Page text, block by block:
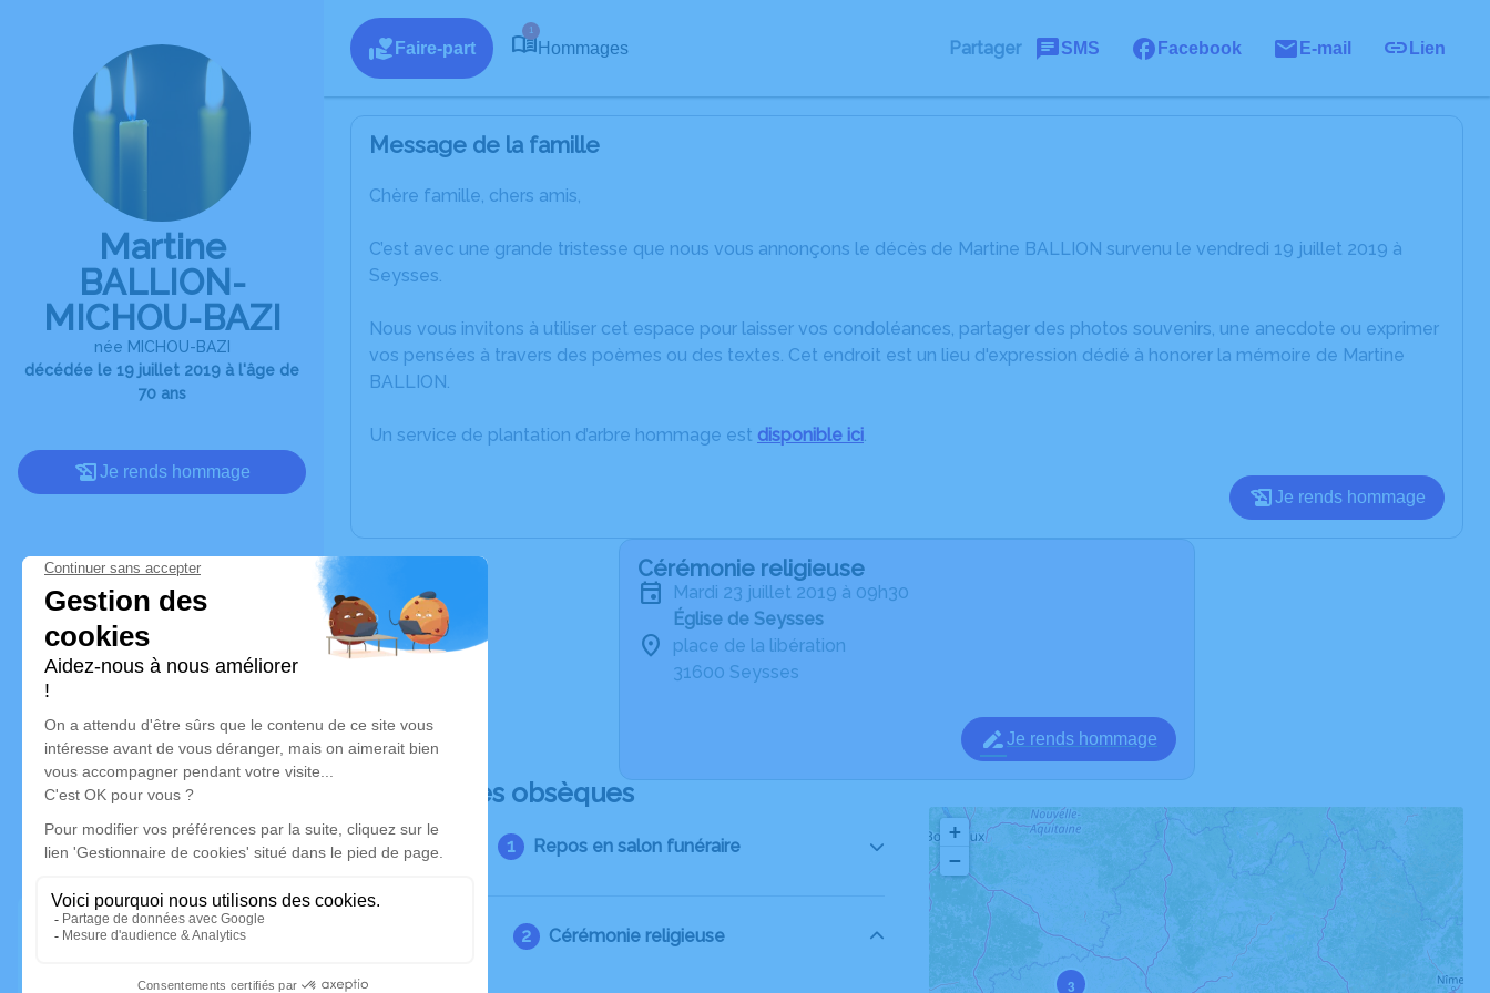
Martine
BALLION-
MICHOU-BAZI
née MICHOU-BAZI
décédée le 19 juillet 2019 à l'âge de
70 ans
Je rends hommage
Faire-part
1
Hommages Partager SMS Facebook E-mail Lien
Message de la famille
Chère famille, chers amis,
C’est avec une grande tristesse que nous vous annonçons le décès de Martine BALLION survenu le vendredi 19 juillet 2019 à
Seysses.
Nous vous invitons à utiliser cet espace pour laisser vos condoléances, partager des photos souvenirs, une anecdote ou exprimer
vos pensées à travers des poèmes ou des textes. Cet endroit est un lieu d'expression dédié à honorer la mémoire de Martine
BALLION.
Un service de plantation d’arbre hommage est disponible ici.
Je rends hommage
Cérémonie religieuse
mardi 23 juillet 2019 à 09h30
Église de Seysses
place de la libération
31600 Seysses
Je rends hommage
Déroulé des obsèques
Repos en salon funéraire
Cérémonie religieuse
3
+
−